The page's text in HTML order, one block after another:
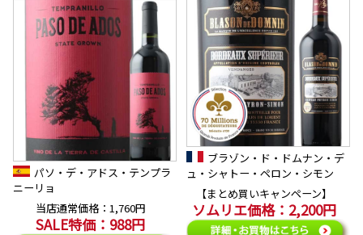
パソ・デ・アドス・テンプラ
ニーリョ
当店通常価格：1,760円
SALE特価：988円
ブラゾン・ド・ドムナン・デ
ュ・シャトー・ペロン・シモン
【まとめ買いキャンペーン】
ソムリエ価格：2,200円